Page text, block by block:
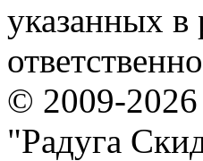
указанных в
© 2009-2026
"Радуга